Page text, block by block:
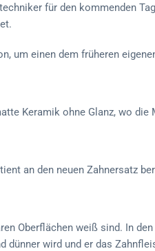
für den kommenden
um einen dem früheren
Keramik ohne Glanz, wo die
an den neuen Zahnersatz
Oberflächen weiß sind. In
dünner wird und er das